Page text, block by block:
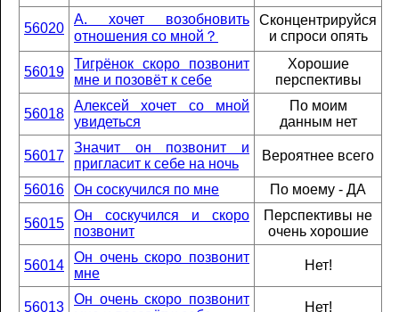
56020
А. хочет возобновить
отношения со мной？
Сконцентрируйся
и спроси опять
56019
Тигрёнок скоро позвонит
мне и позовёт к себе
Хорошие
перспективы
56018
Алексей хочет со мной
увидеться
По моим
данным нет
56017
Значит он позвонит и
пригласит к себе на ночь
Вероятнее всего
56016 Он соскучился по мне По моему - ДА
56015
Он соскучился и скоро
позвонит
Перспективы не
очень хорошие
56014
Он очень скоро позвонит
мне
Нет!
56013
Он очень скоро позвонит
Нет!